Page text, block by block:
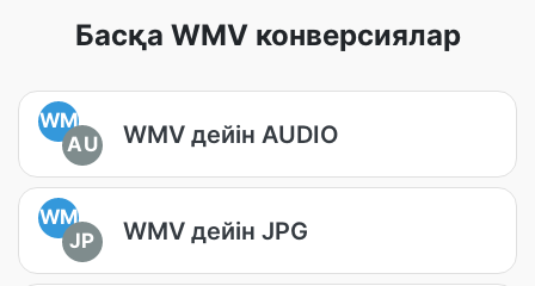
Басқа WMV конверсиялар
WM
AU
WMV дейін AUDIO
WM
JP
WMV дейін JPG